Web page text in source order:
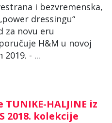
i bezvremenska,
dressingu“
za novu eru
H&M u novoj
- ...
HALJINE iz
2018. kolekcije